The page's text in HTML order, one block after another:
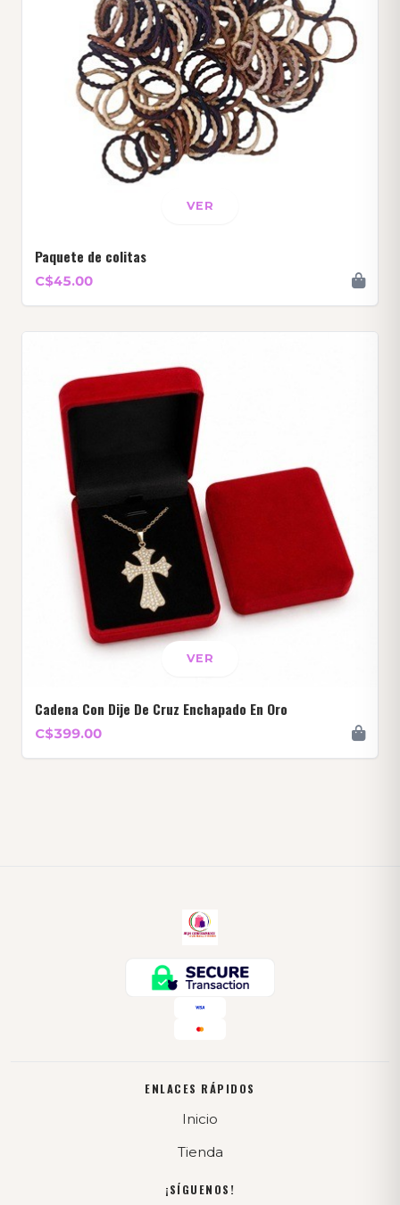
VER
Paquete de colitas
C$45.00
VER
Cadena Con Dije De Cruz Enchapado En Oro
C$399.00
ENLACES RÁPIDOS
Inicio
Tienda
¡SÍGUENOS!